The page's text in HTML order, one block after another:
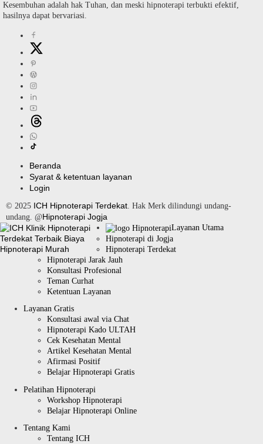
Kesembuhan adalah hak Tuhan, dan meski hipnoterapi terbukti efektif,
hasilnya dapat bervariasi.
Beranda
Syarat & ketentuan layanan
Login
© 2025 ICH Hipnoterapi Terdekat. Hak Merk dilindungi undang-
undang. @Hipnoterapi Jogja
Layanan Utama
Hipnoterapi di Jogja
Hipnoterapi Terdekat
Hipnoterapi Jarak Jauh
Konsultasi Profesional
Teman Curhat
Ketentuan Layanan
Layanan Gratis
Konsultasi awal via Chat
Hipnoterapi Kado ULTAH
Cek Kesehatan Mental
Artikel Kesehatan Mental
Afirmasi Positif
Belajar Hipnoterapi Gratis
Pelatihan Hipnoterapi
Workshop Hipnoterapi
Belajar Hipnoterapi Online
Tentang Kami
Tentang ICH